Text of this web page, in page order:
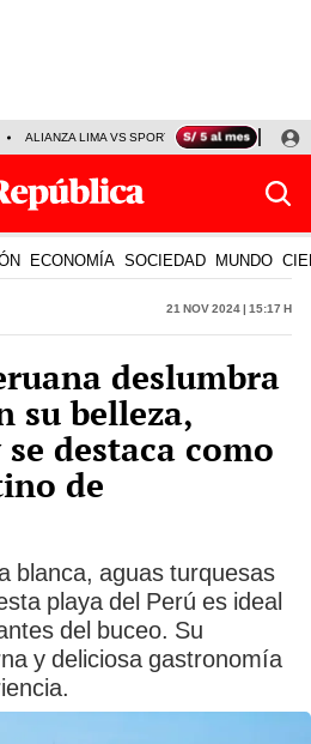
ALIANZA LIMA VS SPORT BOYS JORGE
ECONOMÍA SOCIEDAD MUNDO
21 Nov 2024 | 15:17 h
deslumbra
su belleza,
destaca como
de
blanca, aguas turquesas
playa del Perú es ideal
del buceo. Su
y deliciosa gastronomía